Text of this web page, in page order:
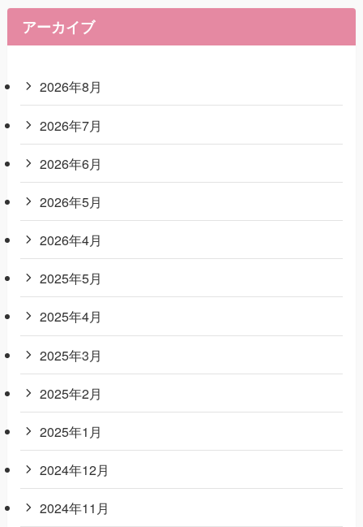
アーカイブ
2026年8月
2026年7月
2026年6月
2026年5月
2026年4月
2025年5月
2025年4月
2025年3月
2025年2月
2025年1月
2024年12月
2024年11月